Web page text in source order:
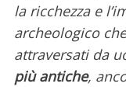
la ricchezza e
archeologico
attraversati da
più antiche,